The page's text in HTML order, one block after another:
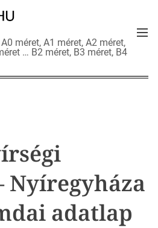
méret, A1 méret, A2 méret,
… B2 méret, B3 méret, B4
M
Nyíregyháza
adatlap